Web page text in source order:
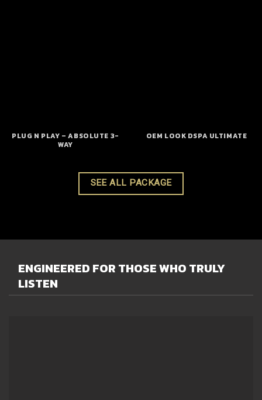
PLUG N PLAY – ABSOLUTE 3-
WAY
OEM LOOK DSPA ULTIMATE
SEE ALL PACKAGE
ENGINEERED FOR THOSE WHO TRULY
LISTEN